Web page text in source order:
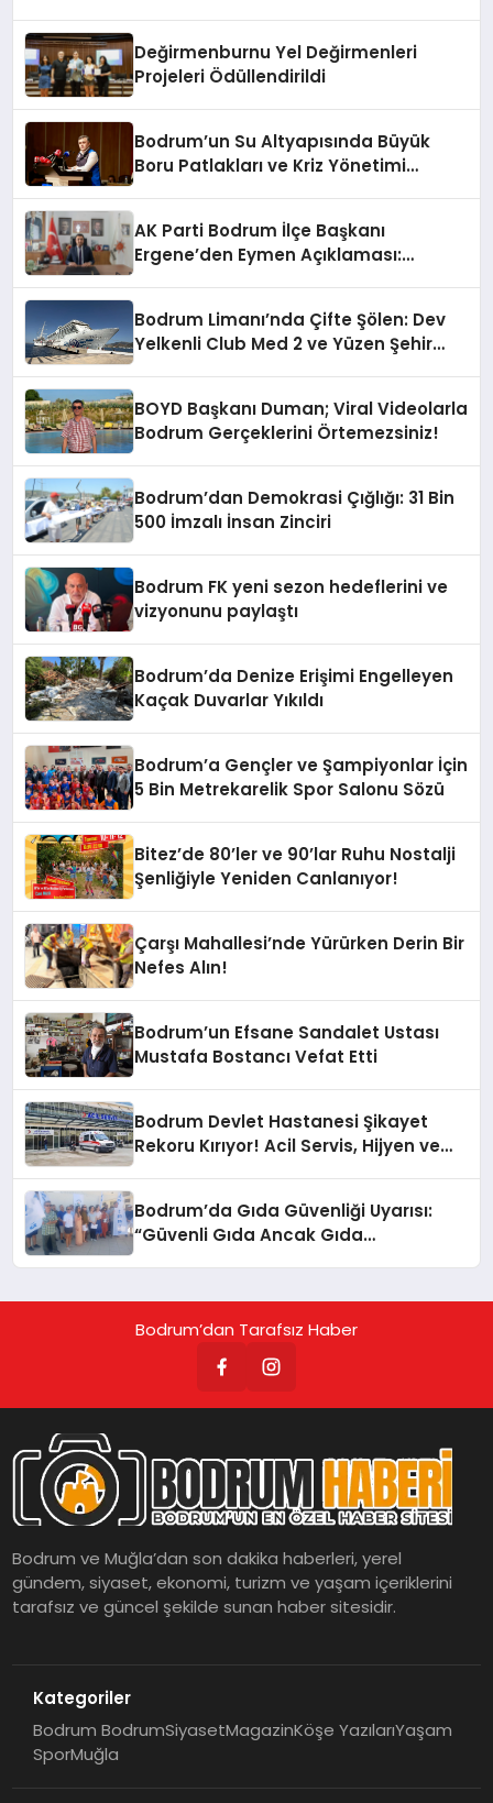
Değirmenburnu Yel Değirmenleri
Projeleri Ödüllendirildi
Bodrum’un Su Altyapısında Büyük
Boru Patlakları ve Kriz Yönetimi
AK Parti Bodrum İlçe Başkanı
Ergene’den Eymen Açıklaması:
Bodrum Limanı’nda Çifte Şölen: Dev
Yelkenli Club Med 2 ve Yüzen Şehir
BOYD Başkanı Duman; Viral Videolarla
Bodrum Gerçeklerini Örtemezsiniz!
Bodrum’dan Demokrasi Çığlığı: 31 Bin
500 İmzalı İnsan Zinciri
Bodrum FK yeni sezon hedeflerini ve
vizyonunu paylaştı
Bodrum’da Denize Erişimi Engelleyen
Kaçak Duvarlar Yıkıldı
Bodrum’a Gençler ve Şampiyonlar İçin
5 Bin Metrekarelik Spor Salonu Sözü
Bitez’de 80’ler ve 90’lar Ruhu Nostalji
Şenliğiyle Yeniden Canlanıyor!
Çarşı Mahallesi’nde Yürürken Derin Bir
Nefes Alın!
Bodrum’un Efsane Sandalet Ustası
Mustafa Bostancı Vefat Etti
Bodrum Devlet Hastanesi Şikayet
Rekoru Kırıyor! Acil Servis, Hijyen ve
Bodrum’da Gıda Güvenliği Uyarısı:
“Güvenli Gıda Ancak Gıda
Bodrum’dan Tarafsız Haber
Bodrum ve Muğla’dan son dakika haberleri, yerel
gündem, siyaset, ekonomi, turizm ve yaşam içeriklerini
tarafsız ve güncel şekilde sunan haber sitesidir.
Kategoriler
Bodrum BodrumSiyasetMagazinKöşe YazılarıYaşam
SporMuğla